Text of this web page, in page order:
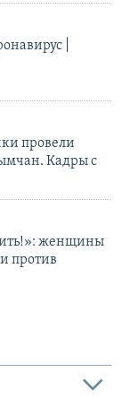
|
провели
Кадры с
женщины
против